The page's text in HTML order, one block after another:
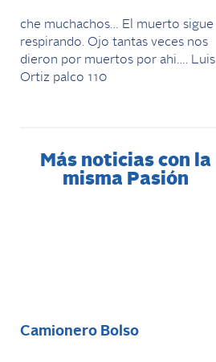
che muchachos… El muerto sigue
respirando. Ojo tantas veces nos
dieron por muertos por ahi…. Luis
Ortiz palco 110
Más noticias con la
misma Pasión
Camionero Bolso